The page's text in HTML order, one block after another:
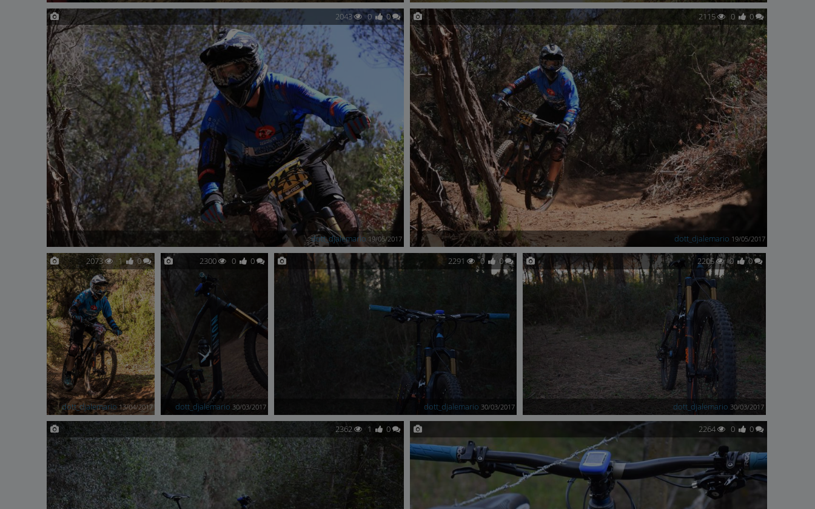
2043 0 0
dott_djalemario 19/05/2017
2115 0 0
dott_djalemario 19/05/2017
2073 1 0
dott_djalemario 13/04/2017
2300 0 0
dott_djalemario 30/03/2017
2291 0 0
dott_djalemario 30/03/2017
2205 0 0
dott_djalemario 30/03/2017
2362 1 0 2264 0 0